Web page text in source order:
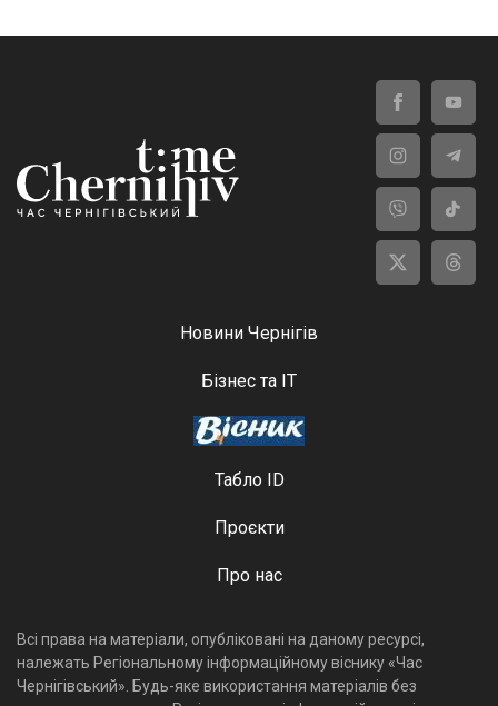
Новини Чернігів
Бізнес та ІТ
Табло ID
Проєкти
Про нас
Всі права на матеріали, опубліковані на даному ресурсі,
належать Регіональному інформаційному віснику «Час
Чернігівський». Будь-яке використання матеріалів без